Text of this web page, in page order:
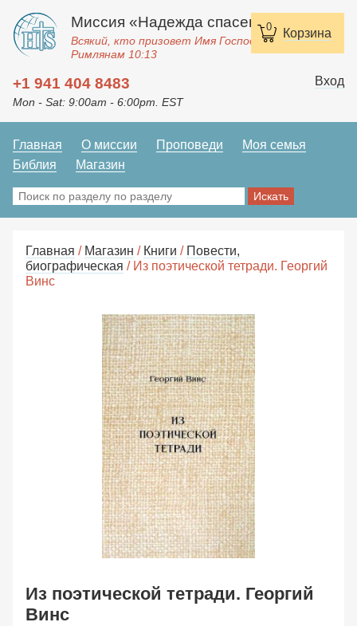
0 Корзина
Миссия «Надежда спасения»
Всякий, кто призовет Имя Господне, спасется.
Римлянам 10:13
+1 941 404 8483
Mon - Sat: 9:00am - 6:00pm. EST
Вход
Главная О миссии Проповеди
Моя семья
Библия
Магазин
Главная / Магазин / Книги / Повести,
биографическая / Из поэтической тетради. Георгий
Винс
Из поэтической тетради. Георгий
Винс